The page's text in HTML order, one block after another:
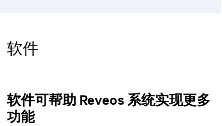
软件
软件可帮助 Reveos 系统实现更多
功能